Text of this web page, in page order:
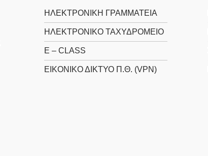
ΗΛΕΚΤΡΟΝΙΚΉ ΓΡΑΜΜΑΤΕΊΑ
ΗΛΕΚΤΡΟΝΙΚΌ ΤΑΧΥΔΡΟΜΕΊΟ
E – CLASS
ΕΙΚΟΝΙΚΌ ΔΊΚΤΥΟ Π.Θ. (VPN)